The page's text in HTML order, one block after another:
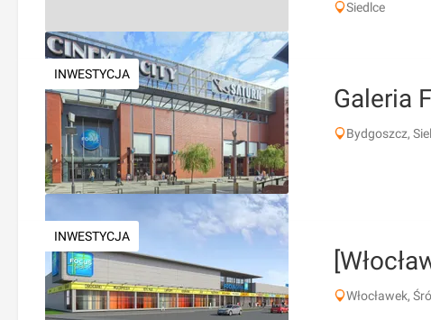
Siedlce
INWESTYCJA
Galeria
Bydgoszcz,
INWESTYCJA
Włocławek,